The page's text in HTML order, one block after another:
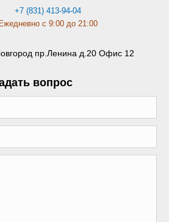
+7 (831) 413-94-04
с 9:00 до 21:00
пр.Ленина д.20 Офис 12
вопрос